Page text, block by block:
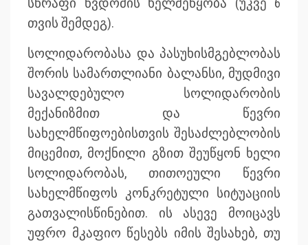
სწრაფი წვდომის ხელშეწყობა (უკვე 6
თვის შემდეგ).
სოლიდარობასა და პასუხისმგებლობას
შორის სამართლიანი ბალანსი, მუდმივი
სავალდებულო სოლიდარობის
მექანიზმით და წევრი
სახელმწიფოებისთვის შესაძლებლობის
მიცემით, მოქნილი გზით შეუწყონ ხელი
სოლიდარობას, თითოეული წევრი
სახელმწიფოს კონკრეტული სიტუაციის
გათვალისწინებით. ის ასევე მოიცავს
უფრო მკაფიო წესებს იმის შესახებ, თუ